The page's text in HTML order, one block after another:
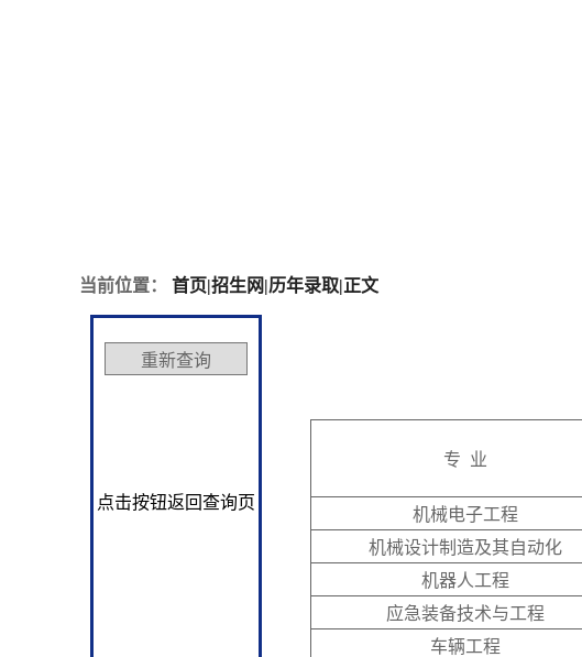
当前位置： 首页|招生网|历年录取|正文
点击按钮返回查询页
专 业
机械电子工程
机械设计制造及其自动化
机器人工程
应急装备技术与工程
车辆工程